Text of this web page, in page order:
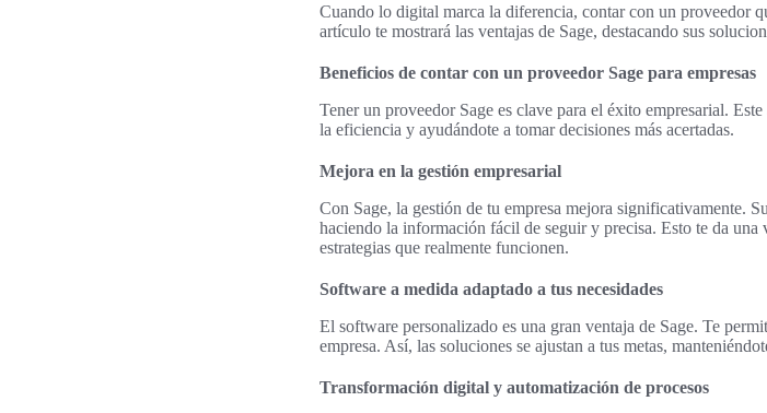
Cuando lo digital marca la diferencia, contar con un proveedor
artículo te mostrará las ventajas de Sage, destacando sus
Beneficios de contar con un proveedor Sage para empresas
Tener un proveedor Sage es clave para el éxito empresarial.
la eficiencia y ayudándote a tomar decisiones más acertadas.
Mejora en la gestión empresarial
Con Sage, la gestión de tu empresa mejora significativamente.
haciendo la información fácil de seguir y precisa. Esto te da una
estrategias que realmente funcionen.
Software a medida adaptado a tus necesidades
El software personalizado es una gran ventaja de Sage. Te
empresa. Así, las soluciones se ajustan a tus metas,
Transformación digital y automatización de procesos